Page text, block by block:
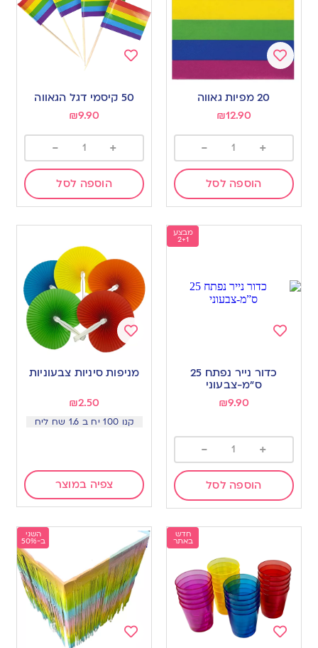
Add
20 מפיות גאווה
₪12.90
+
-
הוספה לסל
wishlist
50 קיסמי דגל הגאווה
₪9.90
+
-
הוספה לסל
מבצע
2+1
wishlist
כדור נייר נפתח 25
ס”מ-צבעוני
₪9.90
+
-
הוספה לסל
Add
to
מניפות סיניות צבעוניות
₪2.50
קנו 100 יח ב 1.6 שח ליח
צפיה במוצר
חדש
באתר
השני
ב-50%